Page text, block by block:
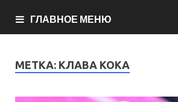
ГЛАВНОЕ МЕНЮ
МЕТКА: КЛАВА КОКА